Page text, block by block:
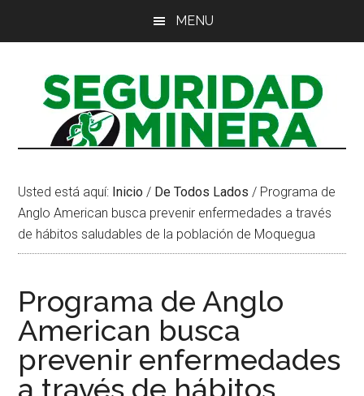
principal
MENU
Usted está aquí: Inicio / De Todos Lados / Programa de
Anglo American busca prevenir enfermedades a través
de hábitos saludables de la población de Moquegua
Programa de Anglo
American busca
prevenir enfermedades
a través de hábitos